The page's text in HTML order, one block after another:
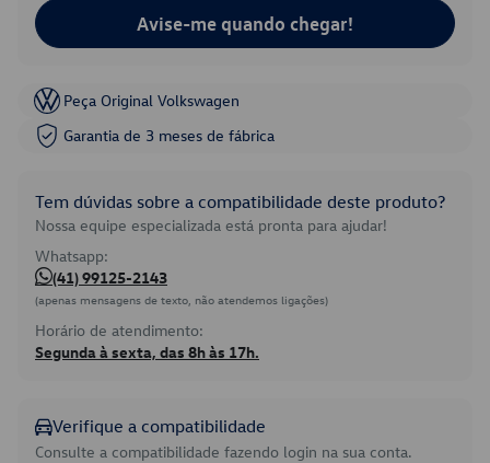
Avise-me quando chegar!
Peça Original Volkswagen
Garantia de 3 meses de fábrica
Tem dúvidas sobre a compatibilidade deste produto?
Nossa equipe especializada está pronta para ajudar!
Whatsapp:
(41) 99125-2143
(apenas mensagens de texto, não atendemos ligações)
Horário de atendimento:
Segunda à sexta, das 8h às 17h.
Verifique a compatibilidade
Consulte a compatibilidade fazendo login na sua conta.